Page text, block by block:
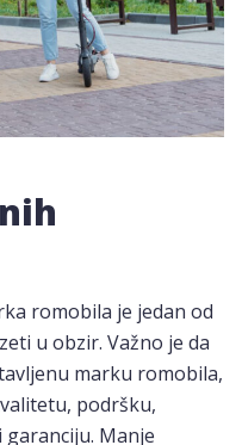
romobila je jedan od
u obzir. Važno je da
marku romobila,
podršku,
Manje